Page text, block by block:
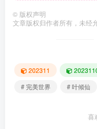
© 版权声明
文章版权归作者所有，未经
202311
# 完美世界
# 叶倾仙
喜